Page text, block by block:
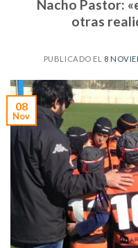
Nacho Pastor:
otras
PUBLICADO EL 8
08
Nov